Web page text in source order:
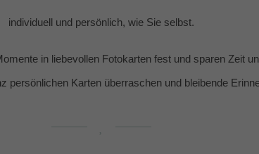
individuell und persönlich, wie Sie selbst.
in liebevollen Fotokarten fest und sparen Zeit
persönlichen Karten überraschen und bleibende